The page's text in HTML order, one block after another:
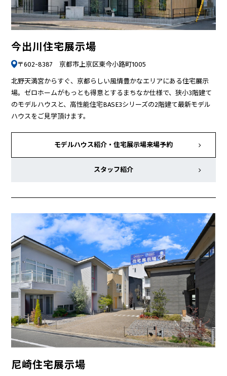
今出川住宅展示場
〒602-8387 京都市上京区東今小路町1005
北野天満宮からすぐ、京都らしい風情豊かなエリアにある住宅展示
場。ゼロホームがもっとも得意とするまちなか仕様で、狭小3階建て
のモデルハウスと、高性能住宅BASE3シリーズの2階建て最新モデル
ハウスをご見学頂けます。
モデルハウス紹介・ 住宅展示場来場予約
スタッフ紹介
尼崎住宅展示場